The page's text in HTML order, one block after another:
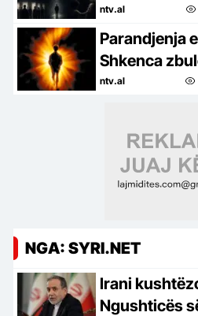
fshihet
ntv.al
Parandjenja
Shkenca
frikshëm që
ntv.al
NGA: SYRI.NET
Irani
Ngushticës